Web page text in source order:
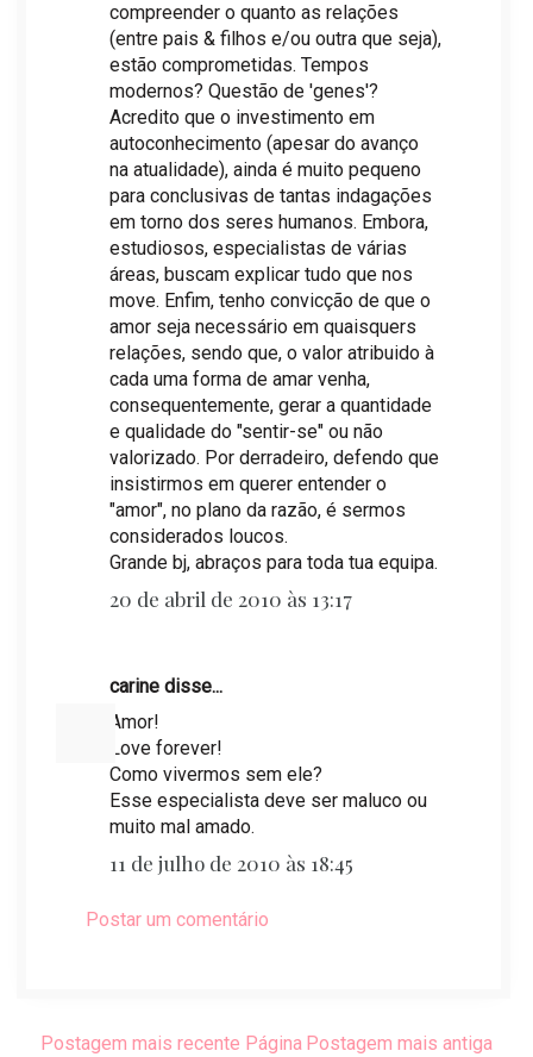
compreender o quanto as relações
(entre pais & filhos e/ou outra que seja),
estão comprometidas. Tempos
modernos? Questão de 'genes'?
Acredito que o investimento em
autoconhecimento (apesar do avanço
na atualidade), ainda é muito pequeno
para conclusivas de tantas indagações
em torno dos seres humanos. Embora,
estudiosos, especialistas de várias
áreas, buscam explicar tudo que nos
move. Enfim, tenho convicção de que o
amor seja necessário em quaisquers
relações, sendo que, o valor atribuido à
cada uma forma de amar venha,
consequentemente, gerar a quantidade
e qualidade do "sentir-se" ou não
valorizado. Por derradeiro, defendo que
insistirmos em querer entender o
"amor", no plano da razão, é sermos
considerados loucos.
Grande bj, abraços para toda tua equipa.
20 de abril de 2010 às 13:17
carine disse...
Amor!
Love forever!
Como vivermos sem ele?
Esse especialista deve ser maluco ou
muito mal amado.
11 de julho de 2010 às 18:45
Postar um comentário
Postagem mais recente Postagem mais antiga
Página